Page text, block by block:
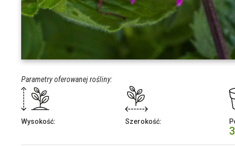
Parametry oferowanej rośliny:
Wysokość: Szerokość: